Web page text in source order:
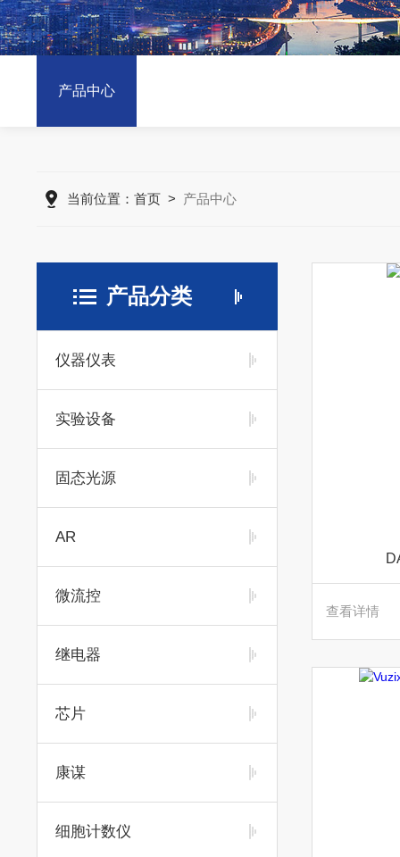
产品中心
当前位置： 首页> 产品中心
产品分类
仪器仪表
实验设备
固态光源
AR
微流控
继电器
芯片
康谋
细胞计数仪
查看详情